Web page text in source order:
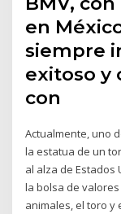
en
siempre
exitoso y
con
Actualmente, uno
la estatua de un
al alza de Estados
la bolsa de
animales, el toro y